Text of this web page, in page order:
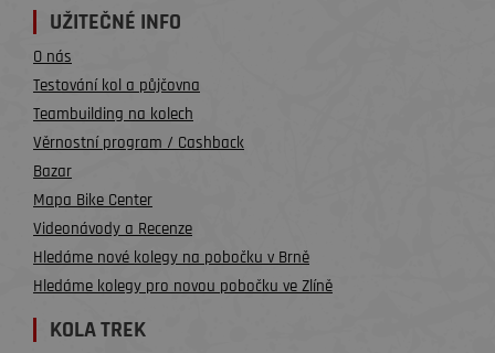
UŽITEČNÉ INFO
O nás
Testování kol a půjčovna
Teambuilding na kolech
Věrnostní program / Cashback
Bazar
Mapa Bike Center
Videonávody a Recenze
Hledáme nové kolegy na pobočku v Brně
Hledáme kolegy pro novou pobočku ve Zlíně
KOLA TREK